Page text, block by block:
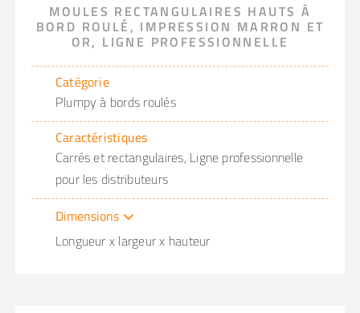
MOULES RECTANGULAIRES HAUTS À
BORD ROULÉ, IMPRESSION MARRON ET
OR, LIGNE PROFESSIONNELLE
Catégorie
Plumpy à bords roulés
Caractéristiques
Carrés et rectangulaires, Ligne professionnelle
pour les distributeurs
Dimensions
Longueur x largeur x hauteur